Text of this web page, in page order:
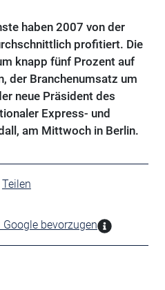
haben 2007 von der
profitiert. Die
knapp fünf Prozent auf
der Branchenumsatz um
neue Präsident des
Express- und
am Mittwoch in Berlin.
Teilen
bevorzugen